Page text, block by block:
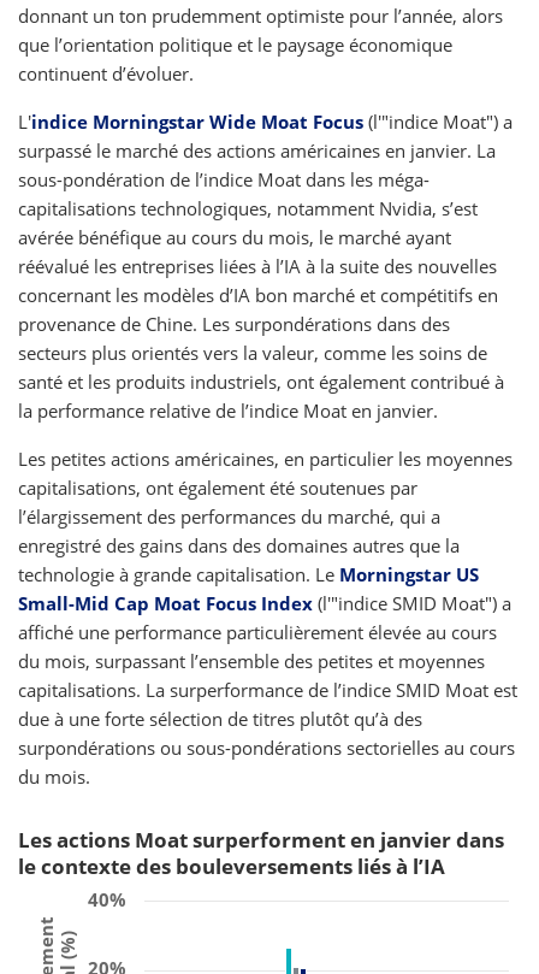
donnant un ton prudemment optimiste pour l’année, alors
que l’orientation politique et le paysage économique
continuent d’évoluer.
L'indice Morningstar Wide Moat Focus (l'"indice Moat") a
surpassé le marché des actions américaines en janvier. La
sous-pondération de l’indice Moat dans les méga-
capitalisations technologiques, notamment Nvidia, s’est
avérée bénéfique au cours du mois, le marché ayant
réévalué les entreprises liées à l’IA à la suite des nouvelles
concernant les modèles d’IA bon marché et compétitifs en
provenance de Chine. Les surpondérations dans des
secteurs plus orientés vers la valeur, comme les soins de
santé et les produits industriels, ont également contribué à
la performance relative de l’indice Moat en janvier.
Les petites actions américaines, en particulier les moyennes
capitalisations, ont également été soutenues par
l’élargissement des performances du marché, qui a
enregistré des gains dans des domaines autres que la
technologie à grande capitalisation. Le Morningstar US
Small-Mid Cap Moat Focus Index (l'"indice SMID Moat") a
affiché une performance particulièrement élevée au cours
du mois, surpassant l’ensemble des petites et moyennes
capitalisations. La surperformance de l’indice SMID Moat est
due à une forte sélection de titres plutôt qu’à des
surpondérations ou sous-pondérations sectorielles au cours
du mois.
Les actions Moat surperforment en janvier dans
le contexte des bouleversements liés à l’IA
20%
40%